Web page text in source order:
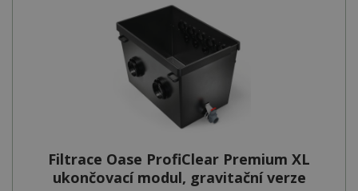
Filtrace Oase ProfiClear Premium XL
ukončovací modul, gravitační verze